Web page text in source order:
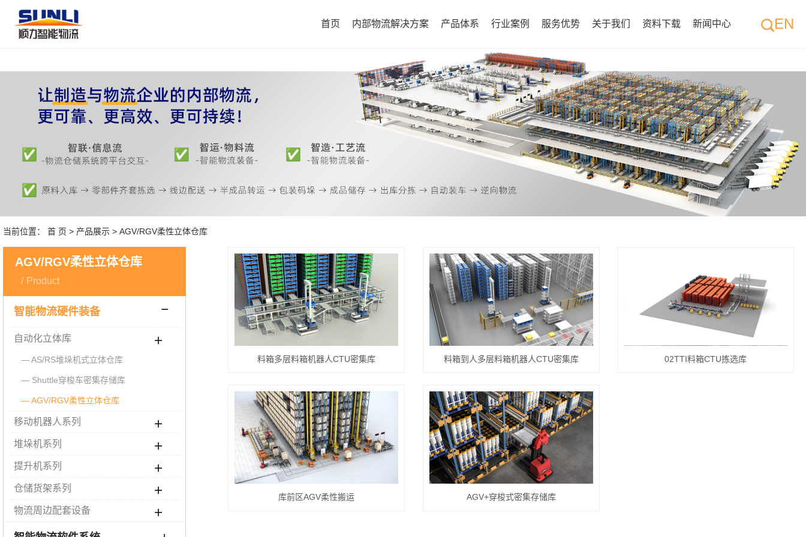
首页 内部物流解决方案 产品体系 行业案例 服务优势 关于我们 资料下载 新闻中心 EN
当前位置： 首 页 > 产品展示 > AGV/RGV柔性立体仓库
AGV/RGV柔性立体仓库
Product
智能物流硬件装备
自动化立体库
AS/RS堆垛机式立体仓库
Shuttle穿梭车密集存储库
AGV/RGV柔性立体仓库
移动机器人系列
堆垛机系列
提升机系列
仓储货架系列
物流周边配套设备
料箱多层料箱机器人CTU密集库 料箱到人多层料箱机器人CTU密集库 02TTI料箱CTU拣选库
库前区AGV柔性搬运 AGV+穿梭式密集存储库